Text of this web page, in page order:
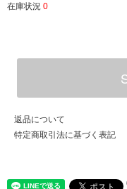
在庫状況 0
返品について
特定商取引法に基づく表記